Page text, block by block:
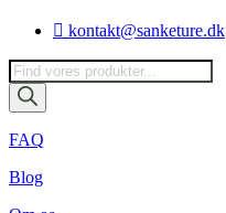
Videre
indhold
kontakt@sanketure.dk
Products
search
FAQ
Blog